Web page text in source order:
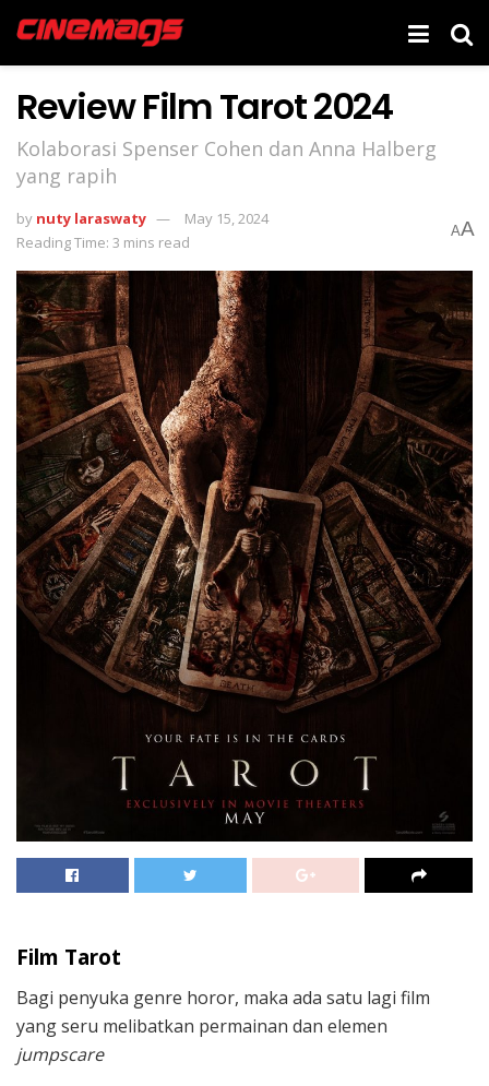
Review Film Tarot 2024
Kolaborasi Spenser Cohen dan Anna Halberg
yang rapih
by nuty laraswaty
May 15, 2024
Reading Time: 3 mins read
AA
Film Tarot
Bagi penyuka genre horor, maka ada satu lagi film
yang seru melibatkan permainan dan elemen
jumpscare